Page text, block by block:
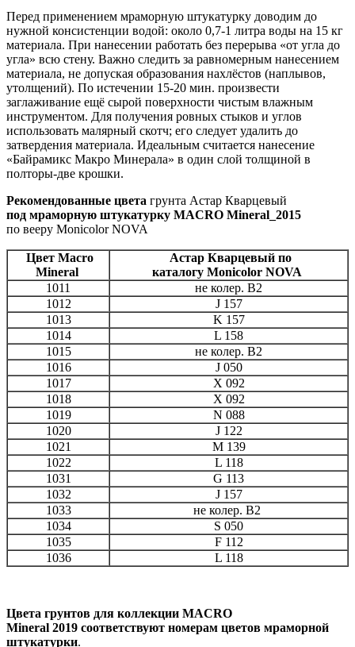
Перед применением мраморную штукатурку доводим до
нужной консистенции водой: около 0,7-1 литра воды на 15 кг
материала. При нанесении работать без перерыва «от угла до
угла» всю стену. Важно следить за равномерным нанесением
материала, не допуская образования нахлёстов (наплывов,
утолщений). По истечении 15-20 мин. произвести
заглаживание ещё сырой поверхности чистым влажным
инструментом. Для получения ровных стыков и углов
использовать малярный скотч; его следует удалить до
затвердения материала. Идеальным считается нанесение
«Байрамикс Макро Минерала» в один слой толщиной в
полторы-две крошки.
Рекомендованные цвета грунта Астар Кварцевый
под мраморную штукатурку MACRO Mineral_2015
по вееру Monicolor NOVA
Цвет Macro
Mineral
Астар Кварцевый по
каталогу Monicolor NOVA
1011
не колер. В2
1012
J 157
1013
K 157
1014
L 158
1015
не колер. В2
1016
J 050
1017
X 092
1018
X 092
1019
N 088
1020
J 122
1021
M 139
1022
L 118
1031
G 113
1032
J 157
1033
не колер. B2
1034
S 050
1035
F 112
1036
L 118
Цвета грунтов для коллекции MACRO
Mineral 2019 соответствуют номерам цветов мраморной
штукатурки.